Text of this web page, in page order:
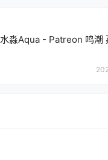
水淼Aqua - Patreon 鸣潮